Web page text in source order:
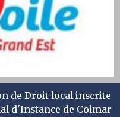
de Droit local inscrite
d'Instance de Colmar